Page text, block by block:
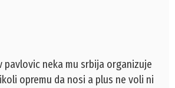
pavlovic neka mu srbija organizuje
opremu da nosi a plus ne voli ni